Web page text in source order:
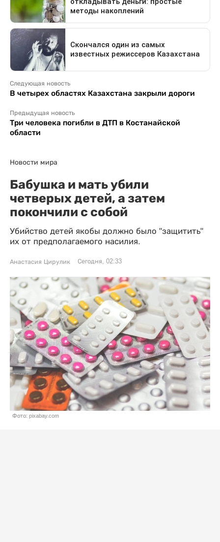
Следующая новость
В четырех областях Казахстана закрыли дороги
Предыдущая новость
Три человека погибли в ДТП в Костанайской
области
Новости мира
Бабушка и мать убили
четверых детей, а затем
покончили с собой
Убийство детей якобы должно было "защитить"
их от предполагаемого насилия.
Анастасия Цирулик Сегодня, 02:33
Фото: pixabay.com